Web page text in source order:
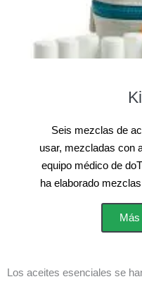
Seis mezclas de
usar, mezcladas con
equipo médico de
ha elaborado
Los aceites esenciales se